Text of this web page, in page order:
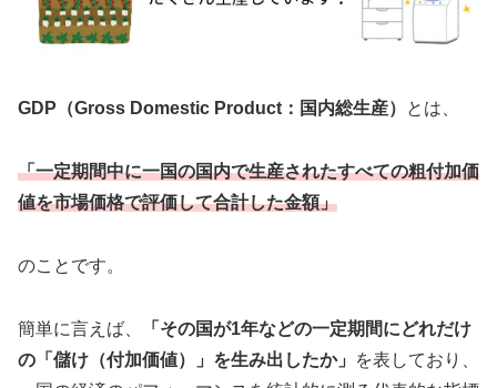
GDP（Gross Domestic Product：国内総生産） とは、
「一定期間中に一国の国内で生産されたすべての粗付加価
値を市場価格で評価して合計した金額」
のことです。
簡単に言えば、
「その国が1年などの一定期間にどれだけ
の「儲け（付加価値）」を生み出したか」
を表しており、